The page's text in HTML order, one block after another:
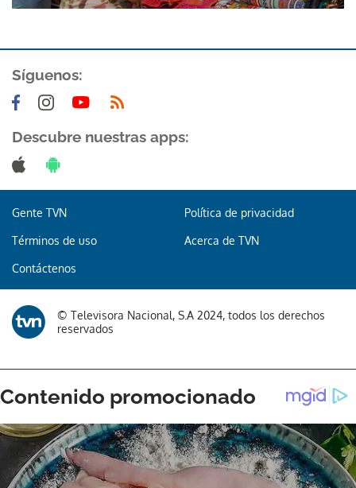
Gracias por suscribirte a nuestro boletín.
ACEPTAR
Síguenos:
Descubre nuestras apps:
Gente TVN Política de privacidad
Términos de uso Acerca de TVN
Contáctenos
© Televisora Nacional, S.A 2024, todos los derechos
reservados